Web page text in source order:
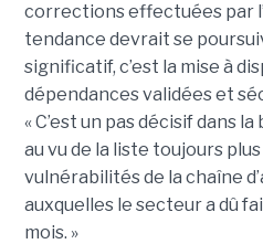
corrections effectuées par
tendance devrait se
significatif, c’est la mise à
dépendances validées et
« C’est un pas décisif dans
au vu de la liste toujours
vulnérabilités de la chaîne
auxquelles le secteur a dû
mois. »